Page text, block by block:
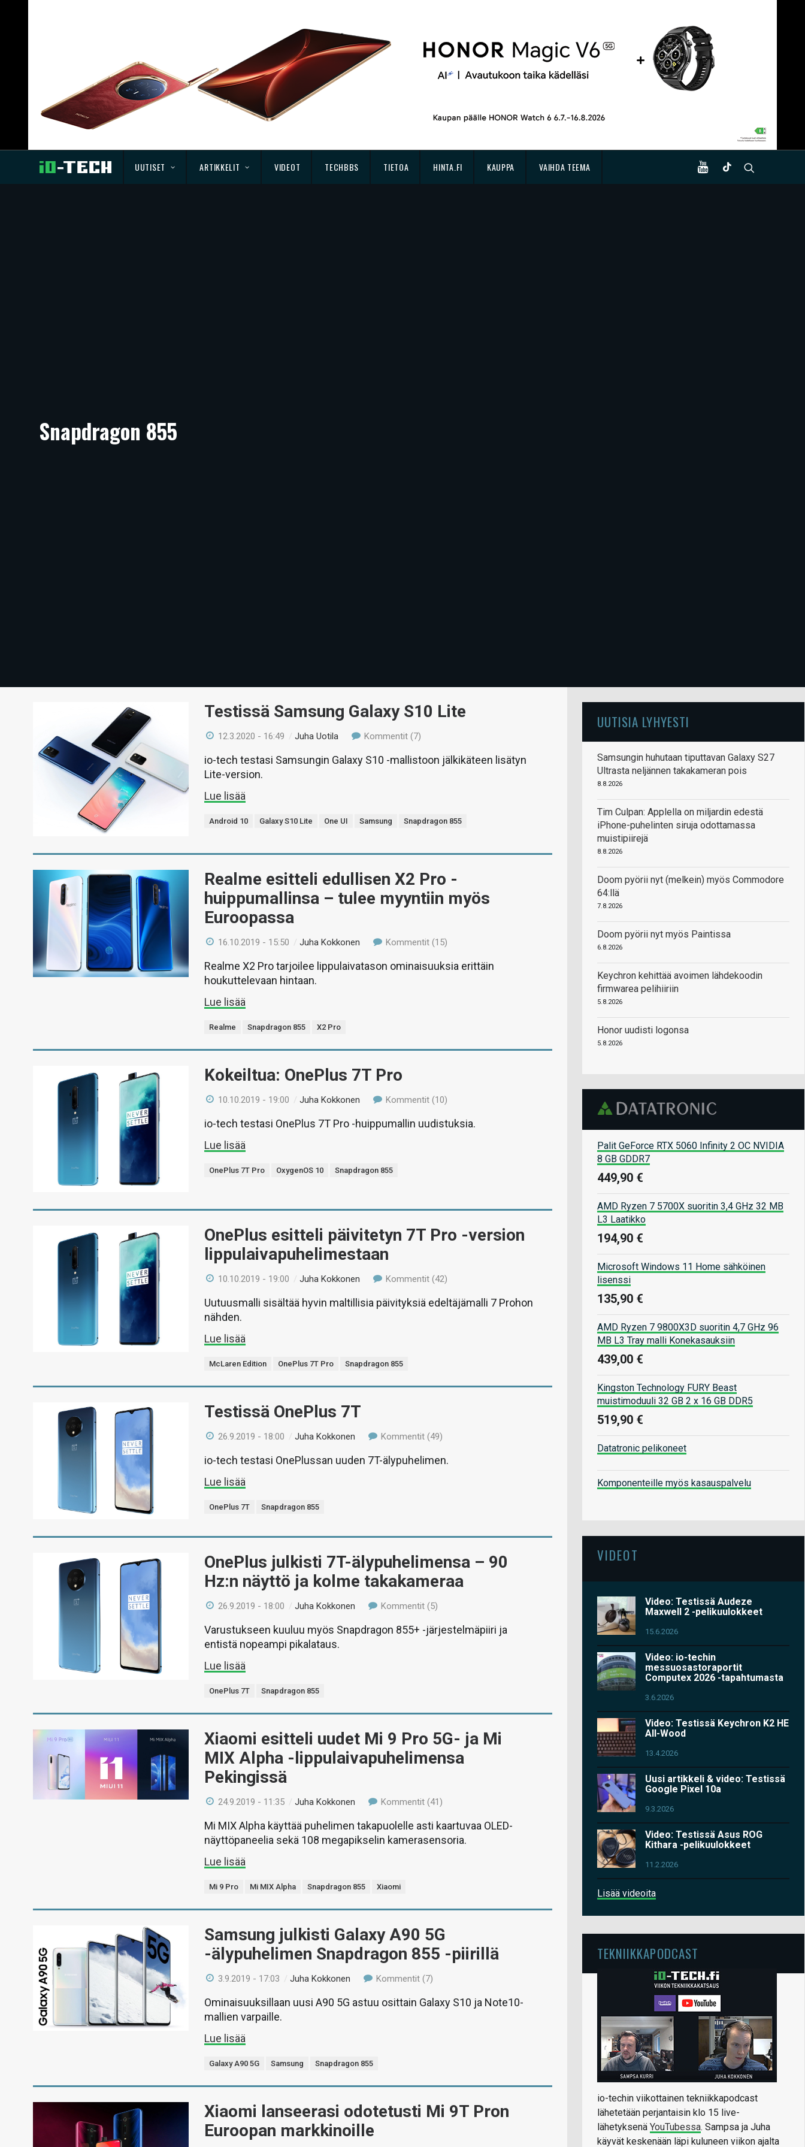
UUTISET ARTIKKELIT VIDEOT TECHBBS TIETOA HINTA.FI KAUPPA VAIHDA TEEMA
Snapdragon 855
Testissä Samsung Galaxy S10 Lite
12.3.2020 - 16:49 /Juha Uotila Kommentit (7)
io-tech testasi Samsungin Galaxy S10 -mallistoon jälkikäteen lisätyn
Lite-version.
Lue lisää
Android 10 Galaxy S10 Lite One UI Samsung Snapdragon 855
Realme esitteli edullisen X2 Pro -
huippumallinsa – tulee myyntiin myös
Euroopassa
16.10.2019 - 15:50 /Juha Kokkonen Kommentit (15)
Realme X2 Pro tarjoilee lippulaivatason ominaisuuksia erittäin
houkuttelevaan hintaan.
Lue lisää
Realme Snapdragon 855 X2 Pro
Kokeiltua: OnePlus 7T Pro
10.10.2019 - 19:00 /Juha Kokkonen Kommentit (10)
io-tech testasi OnePlus 7T Pro -huippumallin uudistuksia.
Lue lisää
OnePlus 7T Pro OxygenOS 10 Snapdragon 855
OnePlus esitteli päivitetyn 7T Pro -version
lippulaivapuhelimestaan
10.10.2019 - 19:00 /Juha Kokkonen Kommentit (42)
Uutuusmalli sisältää hyvin maltillisia päivityksiä edeltäjämalli 7 Prohon
nähden.
Lue lisää
McLaren Edition OnePlus 7T Pro Snapdragon 855
Testissä OnePlus 7T
26.9.2019 - 18:00 /Juha Kokkonen Kommentit (49)
io-tech testasi OnePlussan uuden 7T-älypuhelimen.
Lue lisää
OnePlus 7T Snapdragon 855
OnePlus julkisti 7T-älypuhelimensa – 90
Hz:n näyttö ja kolme takakameraa
26.9.2019 - 18:00 /Juha Kokkonen Kommentit (5)
Varustukseen kuuluu myös Snapdragon 855+ -järjestelmäpiiri ja
entistä nopeampi pikalataus.
Lue lisää
OnePlus 7T Snapdragon 855
Xiaomi esitteli uudet Mi 9 Pro 5G- ja Mi
MIX Alpha -lippulaivapuhelimensa
Pekingissä
24.9.2019 - 11:35 /Juha Kokkonen Kommentit (41)
Mi MIX Alpha käyttää puhelimen takapuolelle asti kaartuvaa OLED-
näyttöpaneelia sekä 108 megapikselin kamerasensoria.
Lue lisää
Mi 9 Pro Mi MIX Alpha Snapdragon 855 Xiaomi
Samsung julkisti Galaxy A90 5G
-älypuhelimen Snapdragon 855 -piirillä
3.9.2019 - 17:03 /Juha Kokkonen Kommentit (7)
Ominaisuuksillaan uusi A90 5G astuu osittain Galaxy S10 ja Note10-
mallien varpaille.
Lue lisää
Galaxy A90 5G Samsung Snapdragon 855
Xiaomi lanseerasi odotetusti Mi 9T Pron
Euroopan markkinoille
UUTISIA LYHYESTI
Samsungin huhutaan tiputtavan Galaxy S27
Ultrasta neljännen takakameran pois
8.8.2026
Tim Culpan: Applella on miljardin edestä
iPhone-puhelinten siruja odottamassa
muistipiirejä
8.8.2026
Doom pyörii nyt (melkein) myös Commodore
64:llä
7.8.2026
Doom pyörii nyt myös Paintissa
6.8.2026
Keychron kehittää avoimen lähdekoodin
firmwarea pelihiiriin
5.8.2026
Honor uudisti logonsa
5.8.2026
Palit GeForce RTX 5060 Infinity 2 OC NVIDIA
8 GB GDDR7
449,90 €
AMD Ryzen 7 5700X suoritin 3,4 GHz 32 MB
L3 Laatikko
194,90 €
Microsoft Windows 11 Home sähköinen
lisenssi
135,90 €
AMD Ryzen 7 9800X3D suoritin 4,7 GHz 96
MB L3 Tray malli Konekasauksiin
439,00 €
Kingston Technology FURY Beast
muistimoduuli 32 GB 2 x 16 GB DDR5
519,90 €
Datatronic pelikoneet
Komponenteille myös kasauspalvelu
VIDEOT
Video: Testissä Audeze
Maxwell 2 -pelikuulokkeet
15.6.2026
Video: io-techin
messuosastoraportit
Computex 2026 -tapahtumasta
3.6.2026
Video: Testissä Keychron K2 HE
All-Wood
13.4.2026
Uusi artikkeli & video: Testissä
Google Pixel 10a
9.3.2026
Video: Testissä Asus ROG
Kithara -pelikuulokkeet
11.2.2026
Lisää videoita
TEKNIIKKAPODCAST
io-techin viikottainen tekniikkapodcast
lähetetään perjantaisin klo 15 live-
lähetyksenä YouTubessa. Sampsa ja Juha
käyvät keskenään läpi kuluneen viikon ajalta